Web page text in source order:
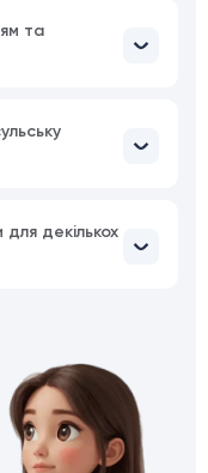
та
декількох